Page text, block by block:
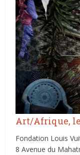
Art/Afrique,
Fondation Louis
8 Avenue du